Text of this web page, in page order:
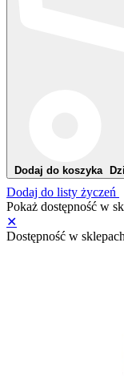
Dodaj do koszyka
Dodaj do listy życzeń
Pokaż dostępność w
✕
Dostępność w sklepach